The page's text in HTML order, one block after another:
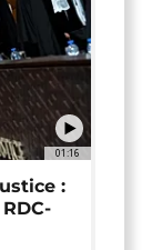
01:16
: